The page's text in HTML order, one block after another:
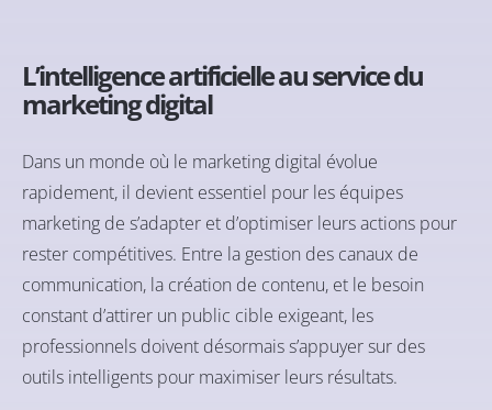
L’intelligence artificielle au service du
marketing digital
Dans un monde où le marketing digital évolue
rapidement, il devient essentiel pour les équipes
marketing de s’adapter et d’optimiser leurs actions pour
rester compétitives. Entre la gestion des canaux de
communication, la création de contenu, et le besoin
constant d’attirer un public cible exigeant, les
professionnels doivent désormais s’appuyer sur des
outils intelligents pour maximiser leurs résultats.